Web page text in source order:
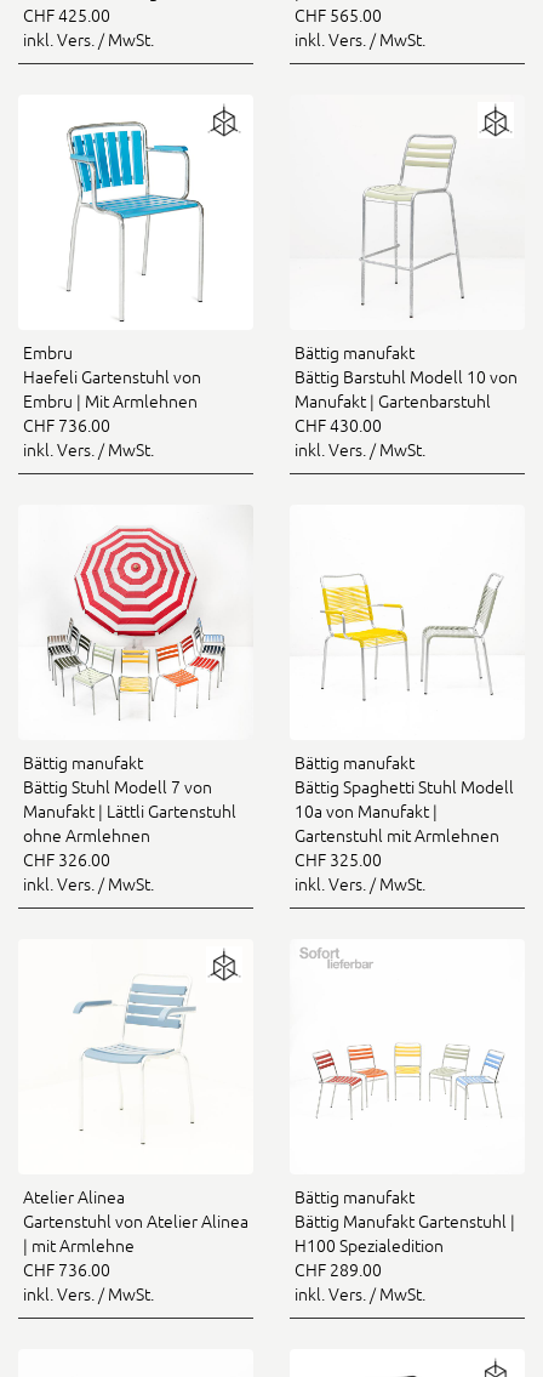
CHF 425.00
inkl. Vers. / MwSt.
CHF 565.00
inkl. Vers. / MwSt.
Embru
Haefeli Gartenstuhl von
Embru | Mit Armlehnen
CHF 736.00
inkl. Vers. / MwSt.
Bättig manufakt
Bättig Barstuhl Modell 10 von
Manufakt | Gartenbarstuhl
CHF 430.00
inkl. Vers. / MwSt.
Bättig manufakt
Bättig Stuhl Modell 7 von
Manufakt | Lättli Gartenstuhl
ohne Armlehnen
CHF 326.00
inkl. Vers. / MwSt.
Bättig manufakt
Bättig Spaghetti Stuhl Modell
10a von Manufakt |
Gartenstuhl mit Armlehnen
CHF 325.00
inkl. Vers. / MwSt.
Atelier Alinea
Gartenstuhl von Atelier Alinea
| mit Armlehne
CHF 736.00
inkl. Vers. / MwSt.
Bättig manufakt
Bättig Manufakt Gartenstuhl |
H100 Spezialedition
CHF 289.00
inkl. Vers. / MwSt.